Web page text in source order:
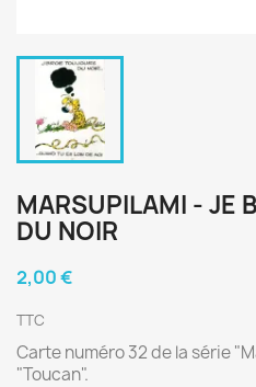
MARSUPILAMI - JE
DU NOIR
2,00 €
TTC
Carte numéro 32 de la série
"Toucan".